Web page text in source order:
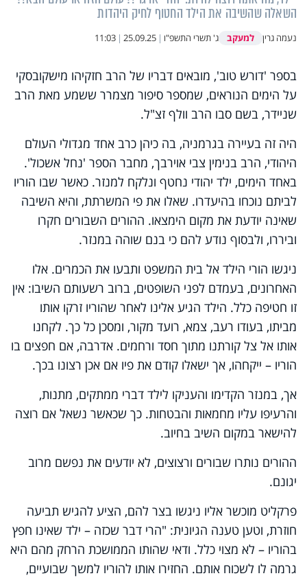
השאלה שהשיבה את הילד החטוף לחיק היהדות
נעמה גרין למעקב ג' תשרי התשפ"ו |
25.09.25
|
11:03
בספר 'דורש טוב', מובאים דבריו של הרב חזקיהו מישקובסקי
על הימים הנוראים, שמספר סיפור מצמרר ששמע מאת הרב
שניידר, בשם סבו הרב וולף זצ"ל.
היה זה בעיירה בגרמניה, בה כיהן כרב אחד מגדולי העולם
היהודי, הרב בנימין צבי אוירבך, מחבר הספר 'נחל אשכול'.
באחד הימים, ילד יהודי נחטף ונלקח למנזר. כאשר שבו הוריו
לביתם נוכחו בהיעדרו. שאלו את פי המשרתת, והיא השיבה
שאינה יודעת את מקום הימצאו. ההורים השבורים חקרו
וביררו, ולבסוף נודע להם כי בנם שוהה במנזר.
ניגשו הורי הילד אל בית המשפט ותבעו את הכמרים. אלו
האחרונים, בעמדם לפני השופטים, ברוב רשעותם השיבו: אין
זו חטיפה כלל. הילד הגיע אלינו לאחר שהוריו זרקו אותו
מביתו, בעודו רעב, צמא, רועד מקור, ומסכן כל כך. לקחנו
אותו אל צל קורתנו מתוך חסד ורחמים. אדרבה, אם חפצים בו
הוריו – ייקחהו, אך ישאלו קודם את פיו אם אכן רצונו בכך.
אך, במנזר הקדימו והעניקו לילד דברי ממתקים, מתנות,
והרעיפו עליו מחמאות והבטחות. כך שכאשר נשאל אם רוצה
להישאר במקום השיב בחיוב.
ההורים נותרו שבורים ורצוצים, לא יודעים את נפשם מרוב
יגונם.
פרקליט מוכשר אליו ניגשו בצר להם, הציע להגיש תביעה
חוזרת, וטען טענה הגיונית: "הרי דבר שכזה – ילד שאינו חפץ
בהוריו – לא מצוי כלל. ודאי שהותו הממושכת הרחק מהם היא
גרמה לו לשכוח אותם. החזירו אותו להוריו למשך שבועיים,